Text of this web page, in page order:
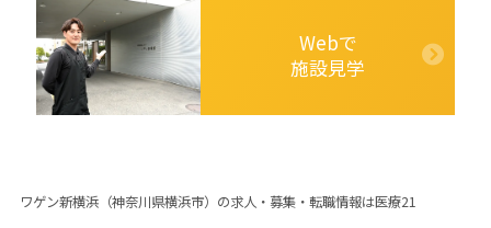
Webで
施設見学
ワゲン新横浜（神奈川県横浜市）の求人・募集・転職情報は医療21